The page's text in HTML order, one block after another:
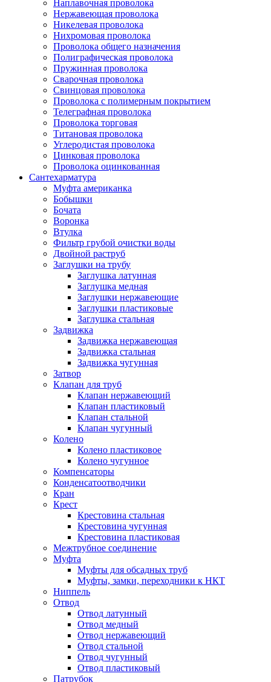
Наплавочная проволока
Нержавеющая проволока
Никелевая проволока
Нихромовая проволока
Проволока общего назначения
Полиграфическая проволока
Пружинная проволока
Сварочная проволока
Свинцовая проволока
Проволока с полимерным покрытием
Телеграфная проволока
Проволока торговая
Титановая проволока
Углеродистая проволока
Цинковая проволока
Проволока оцинкованная
Сантехарматура
Муфта американка
Бобышки
Бочата
Воронка
Втулка
Фильтр грубой очистки воды
Двойной раструб
Заглушки на трубу
Заглушка латунная
Заглушка медная
Заглушки нержавеющие
Заглушки пластиковые
Заглушка стальная
Задвижка
Задвижка нержавеющая
Задвижка стальная
Задвижка чугунная
Затвор
Клапан для труб
Клапан нержавеющий
Клапан пластиковый
Клапан стальной
Клапан чугунный
Колено
Колено пластиковое
Колено чугунное
Компенсаторы
Конденсатоотводчики
Кран
Крест
Крестовина стальная
Крестовина чугунная
Крестовина пластиковая
Межтрубное соединение
Муфта
Муфты для обсадных труб
Муфты, замки, переходники к НКТ
Ниппель
Отвод
Отвод латунный
Отвод медный
Отвод нержавеющий
Отвод стальной
Отвод чугунный
Отвод пластиковый
Патрубок